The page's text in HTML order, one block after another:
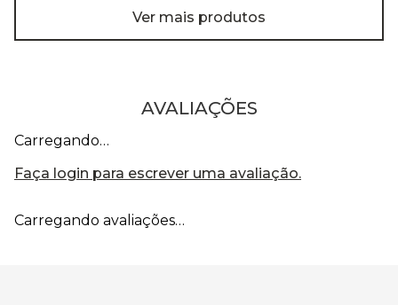
Ver mais produtos
AVALIAÇÕES
Carregando…
Faça login para escrever uma avaliação.
Carregando avaliações…